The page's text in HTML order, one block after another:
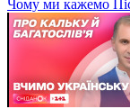
Чому ми кажемо